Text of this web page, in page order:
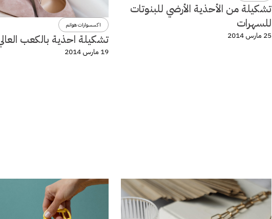
تشكيلة من الأحذية الأرضي للبنوتات
للسهرات
25 مارس 2014
اكسسوارات هوانم
تشكيلة احذية بالكعب
19 مارس 2014